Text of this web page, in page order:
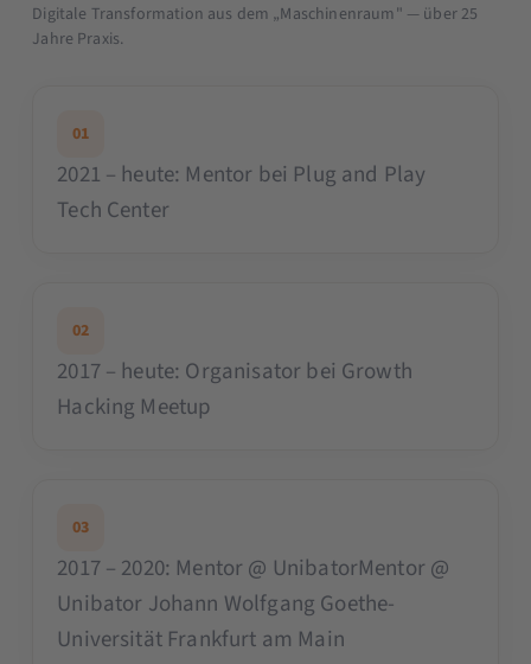
Digitale Transformation aus dem „Maschinenraum" — über 25
Jahre Praxis.
01
2021 – heute: Mentor bei Plug and Play
Tech Center
02
2017 – heute: Organisator bei Growth
Hacking Meetup
03
2017 – 2020: Mentor @ UnibatorMentor @
Unibator Johann Wolfgang Goethe-
Universität Frankfurt am Main